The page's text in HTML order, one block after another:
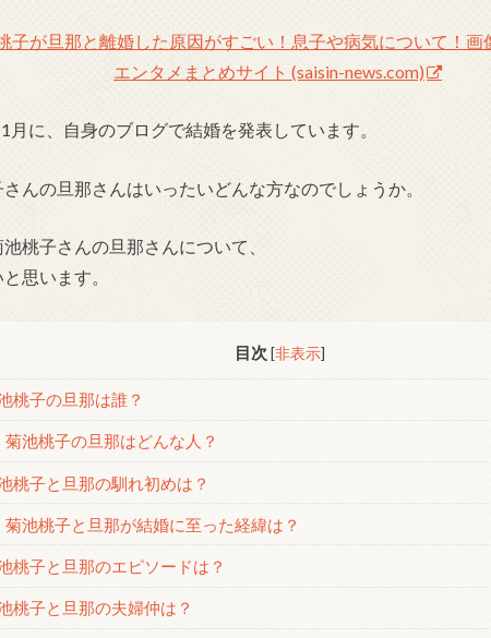
子が旦那と離婚した原因がすごい！息子や病気について！画
エンタメまとめサイト (saisin-news.com)
月に、自身のブログで結婚を発表しています。
んの旦那さんはいったいどんな方なのでしょうか。
桃子さんの旦那さんについて、
思います。
目次 [非表示]
桃子の旦那は誰？
菊池桃子の旦那はどんな人？
桃子と旦那の馴れ初めは？
菊池桃子と旦那が結婚に至った経緯は？
桃子と旦那のエピソードは？
桃子と旦那の夫婦仲は？